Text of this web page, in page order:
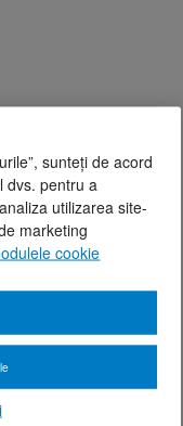
sunteți de acord
dvs. pentru a
utilizarea site-
marketing
cookie